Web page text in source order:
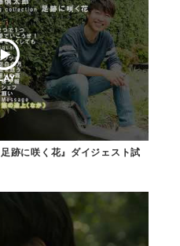
跡に咲く花』ダイジェスト試